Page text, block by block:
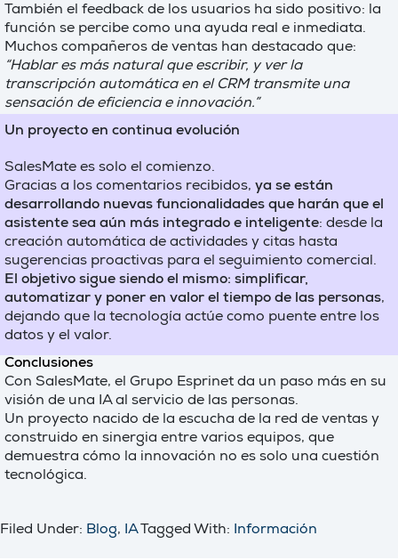
También el feedback de los usuarios ha sido positivo: la
función se percibe como una ayuda real e inmediata.
Muchos compañeros de ventas han destacado que:
“Hablar es más natural que escribir, y ver la
transcripción automática en el CRM transmite una
sensación de eficiencia e innovación.”
Un proyecto en continua evolución
SalesMate es solo el comienzo.
Gracias a los comentarios recibidos, ya se están
desarrollando nuevas funcionalidades que harán que el
asistente sea aún más integrado e inteligente: desde la
creación automática de actividades y citas hasta
sugerencias proactivas para el seguimiento comercial.
El objetivo sigue siendo el mismo: simplificar,
automatizar y poner en valor el tiempo de las personas,
dejando que la tecnología actúe como puente entre los
datos y el valor.
Conclusiones
Con SalesMate, el Grupo Esprinet da un paso más en su
visión de una IA al servicio de las personas.
Un proyecto nacido de la escucha de la red de ventas y
construido en sinergia entre varios equipos, que
demuestra cómo la innovación no es solo una cuestión
tecnológica.
Filed Under: Blog, IA Tagged With: Información